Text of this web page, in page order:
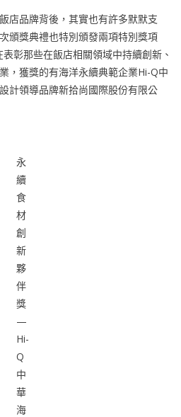
店品牌背後，其實也有許多默默支
頒獎典禮也特別頒發兩項特別獎項
彰那些在飯店相關領域中持續創新、
，獲獎的有海洋永續典範企業Hi-Q中
計領導品牌新拾尚國際股份有限公
永
續
食
材
創
新
夥
伴
獎
—
Hi-
Q
中
華
海